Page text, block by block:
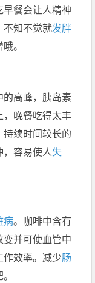
早餐会让人精神
不知不觉就发胖
。
的高峰，胰岛素
，晚餐吃得太丰
持续时间较长的
，容易使人失
病。咖啡中含有
变并可使血管中
作效率。减少肠